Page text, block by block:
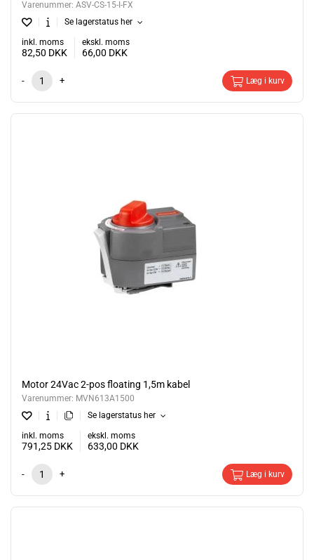
Varenummer: ASV-CS-15-I-FX
Se lagerstatus her
inkl. moms
82,50 DKK
ekskl. moms
66,00 DKK
- + Læg i kurv
Motor 24Vac 2-pos floating 1,5m kabel
Varenummer: MVN613A1500
Se lagerstatus her
inkl. moms
791,25 DKK
ekskl. moms
633,00 DKK
- + Læg i kurv